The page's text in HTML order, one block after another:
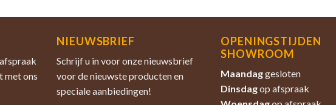
met ons
NIEUWSBRIEF
Schrijf u in voor onze nieuwsbrief
voor de nieuwste producten en
speciale aanbiedingen!
OPENINGSTIJDEN
SHOWROOM
Maandaggesloten
Dinsdagop afspraak